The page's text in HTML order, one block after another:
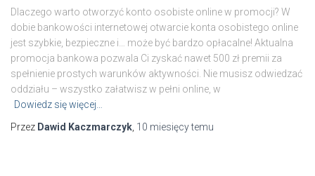
Dlaczego warto otworzyć konto osobiste online w promocji? W
dobie bankowości internetowej otwarcie konta osobistego online
jest szybkie, bezpieczne i… może być bardzo opłacalne! Aktualna
promocja bankowa pozwala Ci zyskać nawet 500 zł premii za
spełnienie prostych warunków aktywności. Nie musisz odwiedzać
oddziału – wszystko załatwisz w pełni online, w
Dowiedz się więcej…
Przez Dawid Kaczmarczyk 10 miesięcytemu